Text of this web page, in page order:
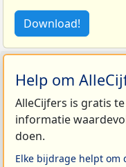
Download!
Help om
AlleCijfers is gratis
informatie
doen.
Elke bijdrage helpt om